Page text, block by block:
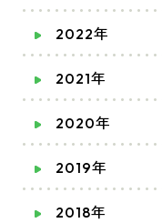
2022年
2021年
2020年
2019年
2018年